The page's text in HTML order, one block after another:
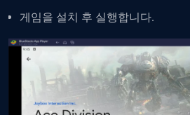
게임을 설치 후 실행합니다.